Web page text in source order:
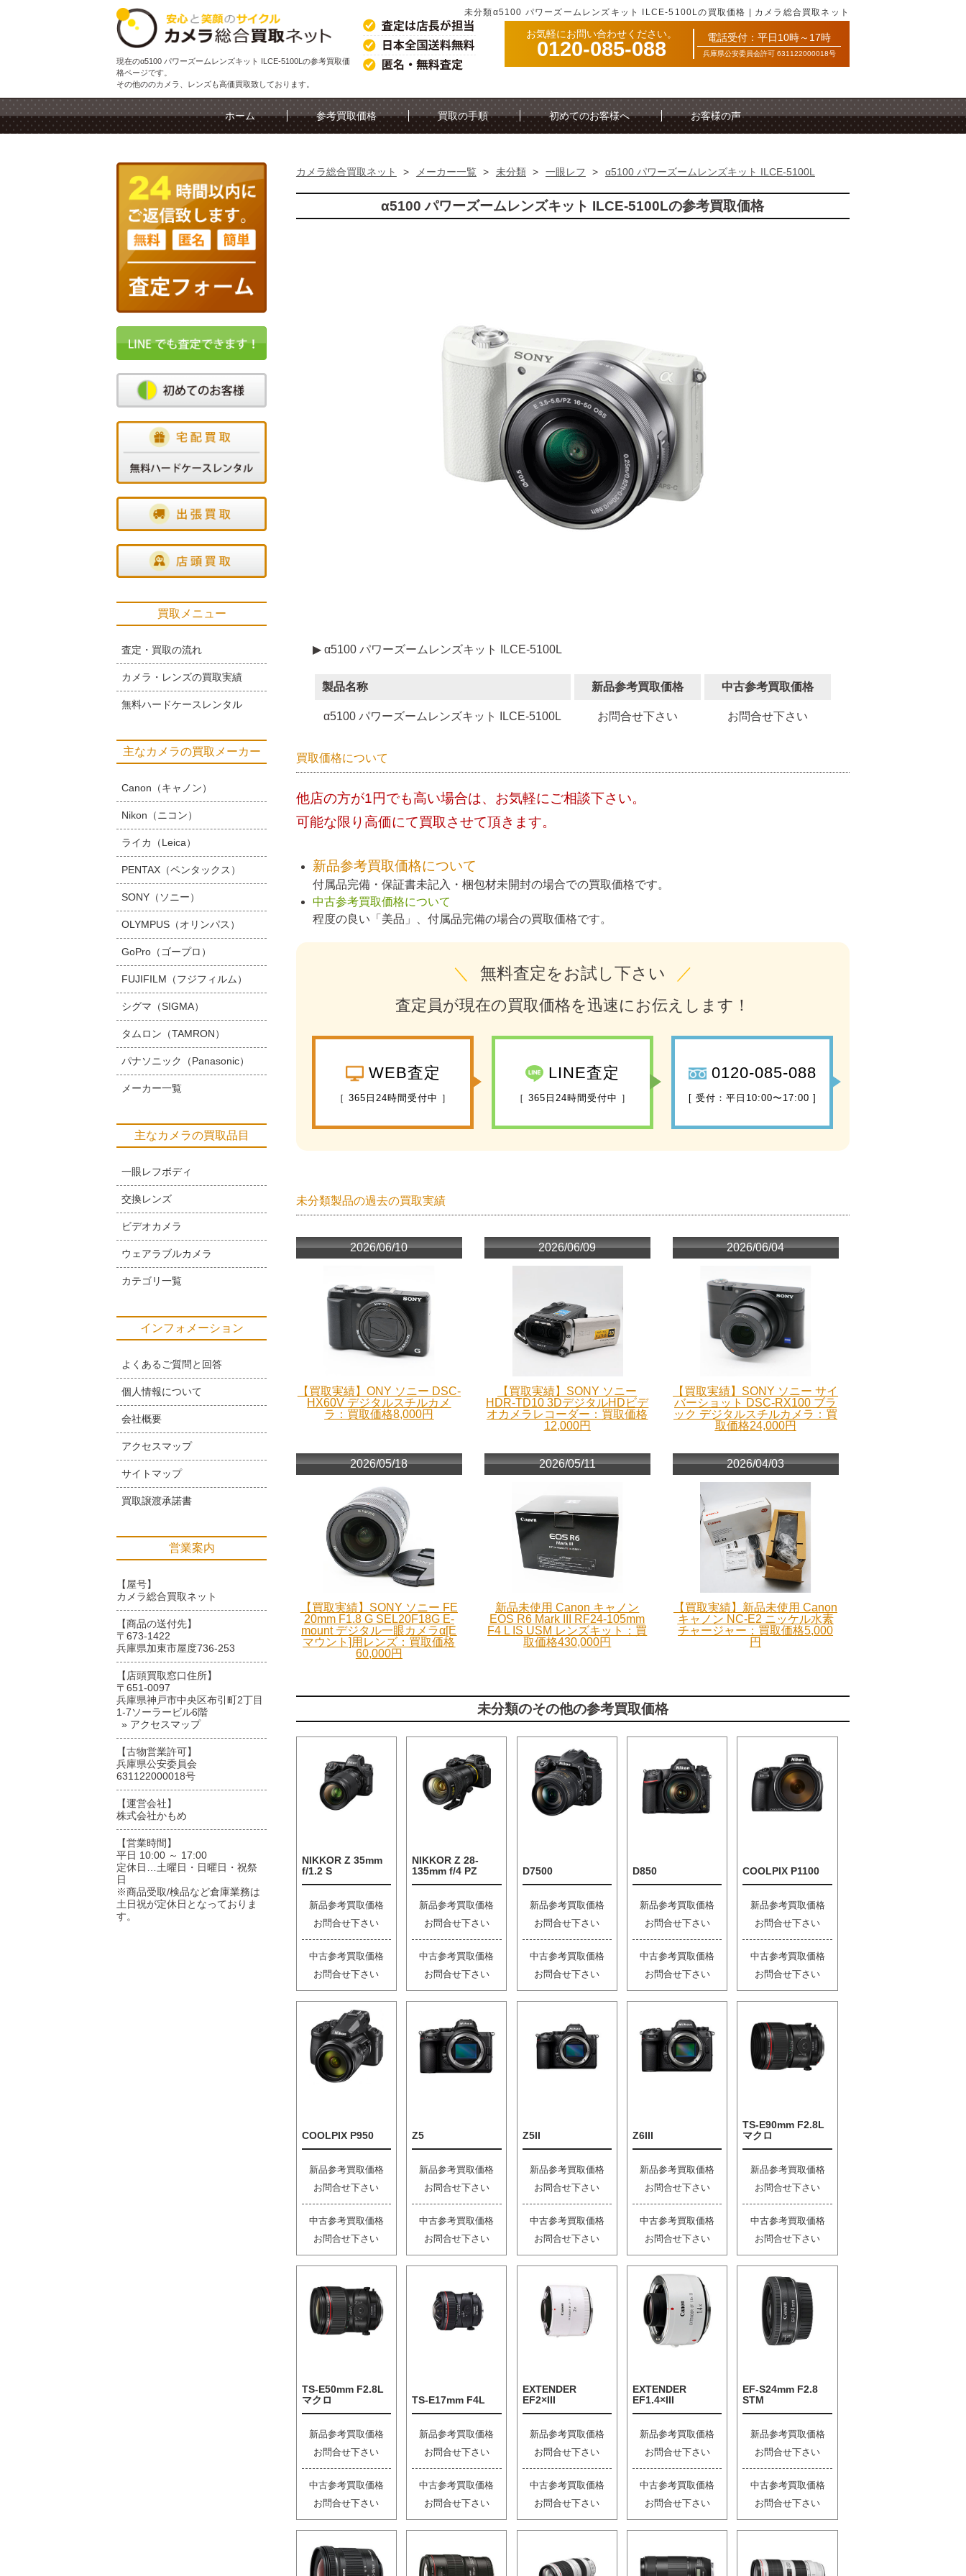
未分類α5100 パワーズームレンズキット ILCE-5100Lの買取価格 | カメラ総合買取ネット
現在のα5100 パワーズームレンズキット ILCE-5100Lの参考買取価
格ページです。
その他ののカメラ、レンズも高価買取致しております。
お気軽にお問い合わせください。
0120-085-088 電話受付：平日10時～17時
兵庫県公安委員会許可 631122000018号
ホーム 参考買取価格 買取の手順 初めてのお客様へ お客様の声
カメラ総合買取ネット > メーカー一覧 > 未分類 > 一眼レフ > α5100 パワーズームレンズキット ILCE-5100L
α5100 パワーズームレンズキット ILCE-5100Lの参考買取価格
▶ α5100 パワーズームレンズキット ILCE-5100L
製品名称 新品参考買取価格 中古参考買取価格
α5100 パワーズームレンズキット ILCE-5100L お問合せ下さい お問合せ下さい
買取価格について
他店の方が1円でも高い場合は、お気軽にご相談下さい。
可能な限り高価にて買取させて頂きます。
新品参考買取価格について
付属品完備・保証書未記入・梱包材未開封の場合での買取価格です。
中古参考買取価格について
程度の良い「美品」、付属品完備の場合の買取価格です。
＼ 無料査定をお試し下さい ／
査定員が現在の買取価格を迅速にお伝えします！
WEB査定
［ 365日24時間受付中 ］
LINE査定
［ 365日24時間受付中 ］
0120-085-088
[ 受付：平日10:00〜17:00 ]
未分類製品の過去の買取実績
2026/06/10
【買取実績】ONY ソニー DSC-
HX60V デジタルスチルカメ
ラ：買取価格8,000円
2026/06/09
【買取実績】SONY ソニー
HDR-TD10 3DデジタルHDビデ
オカメラレコーダー：買取価格
12,000円
2026/06/04
【買取実績】SONY ソニー サイ
バーショット DSC-RX100 ブラ
ック デジタルスチルカメラ：買
取価格24,000円
2026/05/18
【買取実績】SONY ソニー FE
20mm F1.8 G SEL20F18G E-
mount デジタル一眼カメラα[E
マウント]用レンズ：買取価格
60,000円
2026/05/11
新品未使用 Canon キャノン
EOS R6 Mark III RF24-105mm
F4 L IS USM レンズキット：買
取価格430,000円
2026/04/03
【買取実績】新品未使用 Canon
キャノン NC-E2 ニッケル水素
チャージャー：買取価格5,000
円
未分類のその他の参考買取価格
NIKKOR Z 35mm
f/1.2 S
新品参考買取価格
お問合せ下さい
中古参考買取価格
お問合せ下さい
NIKKOR Z 28-
135mm f/4 PZ
新品参考買取価格
お問合せ下さい
中古参考買取価格
お問合せ下さい
D7500
新品参考買取価格
お問合せ下さい
中古参考買取価格
お問合せ下さい
D850
新品参考買取価格
お問合せ下さい
中古参考買取価格
お問合せ下さい
COOLPIX P1100
新品参考買取価格
お問合せ下さい
中古参考買取価格
お問合せ下さい
COOLPIX P950
新品参考買取価格
お問合せ下さい
中古参考買取価格
お問合せ下さい
Z5
新品参考買取価格
お問合せ下さい
中古参考買取価格
お問合せ下さい
Z5II
新品参考買取価格
お問合せ下さい
中古参考買取価格
お問合せ下さい
Z6III
新品参考買取価格
お問合せ下さい
中古参考買取価格
お問合せ下さい
TS-E90mm F2.8L
マクロ
新品参考買取価格
お問合せ下さい
中古参考買取価格
お問合せ下さい
TS-E50mm F2.8L
マクロ
新品参考買取価格
お問合せ下さい
中古参考買取価格
お問合せ下さい
TS-E17mm F4L
新品参考買取価格
お問合せ下さい
中古参考買取価格
お問合せ下さい
EXTENDER
EF2×III
新品参考買取価格
お問合せ下さい
中古参考買取価格
お問合せ下さい
EXTENDER
EF1.4×III
新品参考買取価格
お問合せ下さい
中古参考買取価格
お問合せ下さい
EF-S24mm F2.8
STM
新品参考買取価格
お問合せ下さい
中古参考買取価格
お問合せ下さい
買取メニュー
査定・買取の流れ
カメラ・レンズの買取実績
無料ハードケースレンタル
主なカメラの買取メーカー
Canon（キャノン）
Nikon（ニコン）
ライカ（Leica）
PENTAX（ペンタックス）
SONY（ソニー）
OLYMPUS（オリンパス）
GoPro（ゴープロ）
FUJIFILM（フジフィルム）
シグマ（SIGMA）
タムロン（TAMRON）
パナソニック（Panasonic）
メーカー一覧
主なカメラの買取品目
一眼レフボディ
交換レンズ
ビデオカメラ
ウェアラブルカメラ
カテゴリ一覧
インフォメーション
よくあるご質問と回答
個人情報について
会社概要
アクセスマップ
サイトマップ
買取譲渡承諾書
営業案内
【屋号】
カメラ総合買取ネット
【商品の送付先】
〒673-1422
兵庫県加東市屋度736-253
【店頭買取窓口住所】
〒651-0097
兵庫県神戸市中央区布引町2丁目
1-7ソーラービル6階
» アクセスマップ
【古物営業許可】
兵庫県公安委員会
631122000018号
【運営会社】
株式会社かもめ
【営業時間】
平日 10:00 ～ 17:00
定休日…土曜日・日曜日・祝祭
日
※商品受取/検品など倉庫業務は
土日祝が定休日となっておりま
す。